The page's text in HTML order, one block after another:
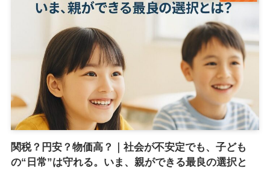
関税？円安？物価高？｜社会が不安定でも、子ども
の“日常”は守れる。いま、親ができる最良の選択と